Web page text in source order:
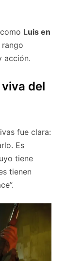
Luis en
rango
acción.
del
fue clara:
Es
tiene
tienen